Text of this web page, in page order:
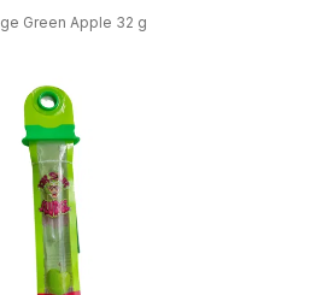
Green Apple 32 g